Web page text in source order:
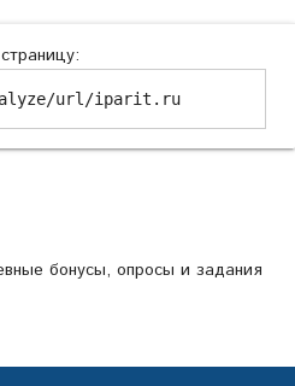
url/iparit.ru
бонусы, опросы и задания